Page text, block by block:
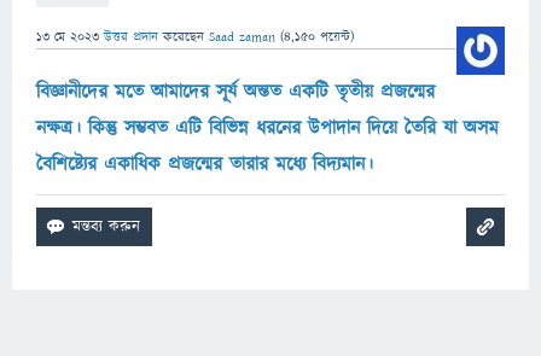
13 মে 2023 উত্তর প্রদান করেছেন Saad zaman (4,150 পয়েন্ট)
বিজ্ঞানীদের মতে আমাদের সূর্য অন্তত একটি তৃতীয় প্রজন্মের
নক্ষত্র। কিন্তু সম্ভবত এটি বিভিন্ন ধরনের উপাদান দিয়ে তৈরি যা অসম
বৈশিষ্ট্যের একাধিক প্রজন্মের তারার মধ্যে বিদ্যমান।